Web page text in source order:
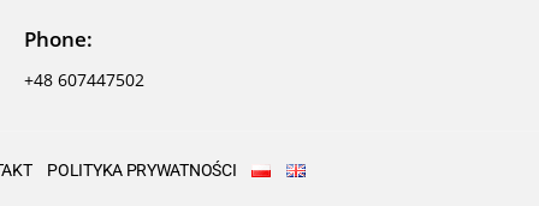
Phone:
+48 607447502
POLITYKA PRYWATNOŚCI